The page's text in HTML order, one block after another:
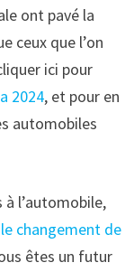
ont pavé la
ceux que l’on
ici pour
2024, et pour en
automobiles
l’automobile,
le changement de
êtes un futur